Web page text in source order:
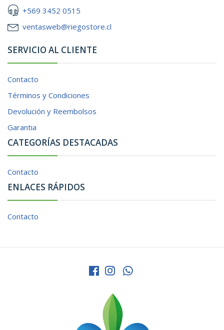
+569 3452 0515
ventasweb@riegostore.cl
SERVICIO AL CLIENTE
Contacto
Términos y Condiciones
Devolución y Reembolsos
Garantia
CATEGORÍAS DESTACADAS
Contacto
ENLACES RÁPIDOS
Contacto